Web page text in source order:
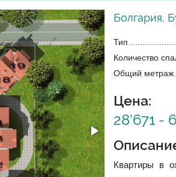
Болгария,
Тип
Количество
Общий метраж
Цена:
28'671 -
Квартиры в